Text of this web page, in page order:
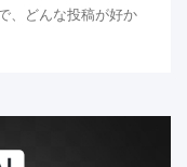
、どんな投稿が好か